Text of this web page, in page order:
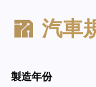
汽車
製造年份